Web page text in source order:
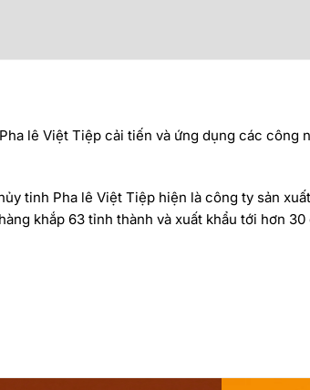
lê Việt Tiệp cải tiến và ứng dụng các công
tinh Pha lê Việt Tiệp hiện là công ty sản
khắp 63 tỉnh thành và xuất khẩu tới hơn